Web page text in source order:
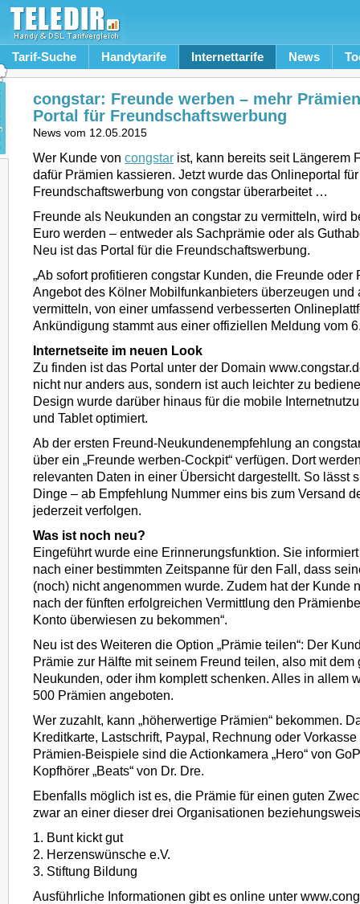
Tarif-Suche Handytarife Internettarife News
congstar: Freunde werben – mehr
Portal für Freundschaftswerbung
News vom 12.05.2015
Wer Kunde von congstar ist, kann bereits seit Längerem
dafür Prämien kassieren. Jetzt wurde das Onlineportal
Freundschaftswerbung von congstar überarbeitet …
Freunde als Neukunden an congstar zu vermitteln, wird
Euro werden – entweder als Sachprämie oder als
Neu ist das Portal für die Freundschaftswerbung.
„Ab sofort profitieren congstar Kunden, die Freunde oder
Angebot des Kölner Mobilfunkanbieters überzeugen und
vermitteln, von einer umfassend verbesserten
Ankündigung stammt aus einer offiziellen Meldung vom
Internetseite im neuen Look
Zu finden ist das Portal unter der Domain
nicht nur anders aus, sondern ist auch leichter zu
Design wurde darüber hinaus für die mobile
und Tablet optimiert.
Ab der ersten Freund-Neukundenempfehlung an
über ein „Freunde werben-Cockpit“ verfügen. Dort
relevanten Daten in einer Übersicht dargestellt. So lässt
Dinge – ab Empfehlung Nummer eins bis zum Versand
jederzeit verfolgen.
Was ist noch neu?
Eingeführt wurde eine Erinnerungsfunktion. Sie
nach einer bestimmten Zeitspanne für den Fall, dass
(noch) nicht angenommen wurde. Zudem hat der Kunde
nach der fünften erfolgreichen Vermittlung den
Konto überwiesen zu bekommen“.
Neu ist des Weiteren die Option „Prämie teilen“: Der
Prämie zur Hälfte mit seinem Freund teilen, also mit dem
Neukunden, oder ihm komplett schenken. Alles in allem
500 Prämien angeboten.
Wer zuzahlt, kann „höherwertige Prämien“ bekommen.
Kreditkarte, Lastschrift, Paypal, Rechnung oder
Prämien-Beispiele sind die Actionkamera „Hero“ von
Kopfhörer „Beats“ von Dr. Dre.
Ebenfalls möglich ist es, die Prämie für einen guten
zwar an einer dieser drei Organisationen
1. Bunt kickt gut
2. Herzenswünsche e.V.
3. Stiftung Bildung
Ausführliche Informationen gibt es online unter